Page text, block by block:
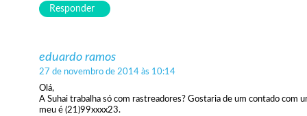
Responder
eduardo ramos
27 de novembro de 2014 às 10:14
Olá,
A Suhai trabalha só com rastreadores? Gostaria de um contado com
meu é (21)99xxxx23.